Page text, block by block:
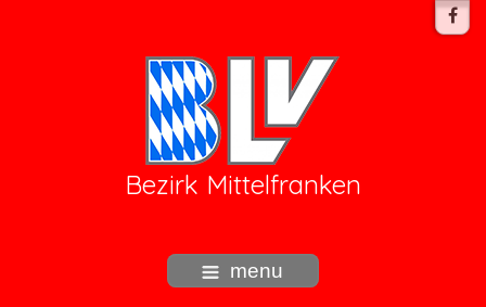
Bezirk Mittelfranken
menu